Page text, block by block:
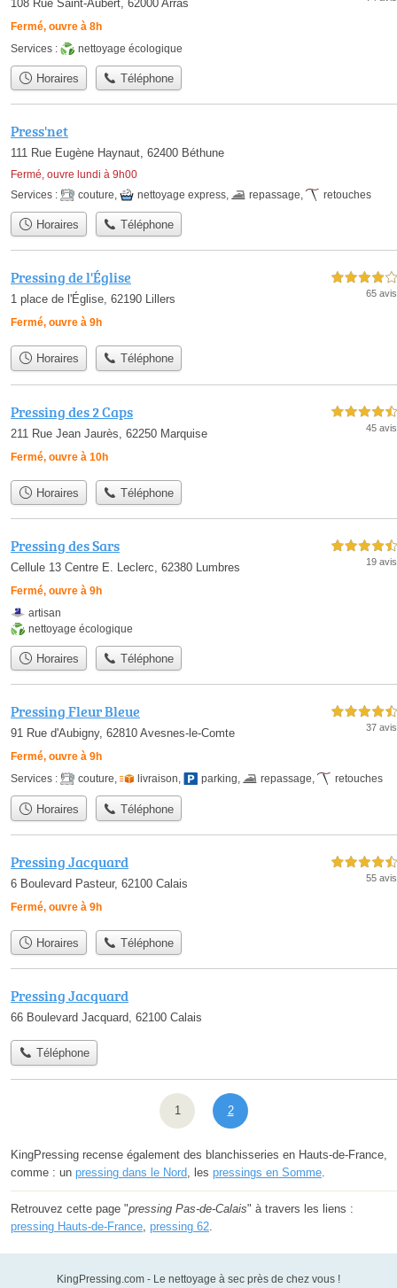
108 Rue Saint-Aubert, 62000 Arras
Fermé, ouvre à 8h
Services : nettoyage écologique
Horaires Téléphone
Press'net
111 Rue Eugène Haynaut, 62400 Béthune
Fermé, ouvre lundi à 9h00
Services :
couture, nettoyage express, repassage, retouches
Horaires Téléphone
Pressing de l'Église
1 place de l'Église, 62190 Lillers
Fermé, ouvre à 9h
4,0 étoiles sur 5
65 avis
Horaires Téléphone
Pressing des 2 Caps
211 Rue Jean Jaurès, 62250 Marquise
Fermé, ouvre à 10h
4,5 étoiles sur 5
45 avis
Horaires Téléphone
Pressing des Sars
Cellule 13 Centre E. Leclerc, 62380 Lumbres
Fermé, ouvre à 9h
4,5 étoiles sur 5
19 avis
artisan
nettoyage écologique
Horaires Téléphone
Pressing Fleur Bleue
91 Rue d'Aubigny, 62810 Avesnes-le-Comte
Fermé, ouvre à 9h
4,5 étoiles sur 5
37 avis
Services : couture, livraison, parking, repassage, retouches
Horaires Téléphone
Pressing Jacquard
6 Boulevard Pasteur, 62100 Calais
Fermé, ouvre à 9h
4,5 étoiles sur 5
55 avis
Horaires Téléphone
Pressing Jacquard
66 Boulevard Jacquard, 62100 Calais
Téléphone
1 2
KingPressing recense également des blanchisseries en Hauts-de-France,
comme : un pressing dans le Nord , les pressings en Somme
Retrouvez cette page "pressing Pas-de-Calais" à travers les liens :
pressing Hauts-de-France pressing 62
KingPressing.com - Le nettoyage à sec près de chez vous !